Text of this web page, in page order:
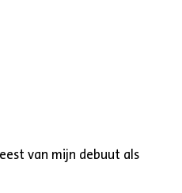
van mijn debuut als